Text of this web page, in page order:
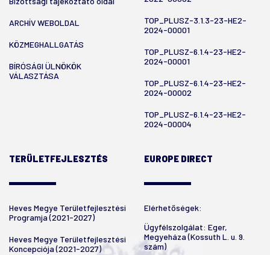
ARCHÍV WEBOLDAL
KÖZMEGHALLGATÁS
BÍRÓSÁGI ÜLNÖKÖK
VÁLASZTÁSA
TOP_PLUSZ-3.1.3-23-HE2-
2024-00001
TOP_PLUSZ-6.1.4-23-HE2-
2024-00001
TOP_PLUSZ-6.1.4-23-HE2-
2024-00002
TOP_PLUSZ-6.1.4-23-HE2-
2024-00004
TERÜLETFEJLESZTÉS
Heves Megye Területfejlesztési
Programja (2021-2027)
Heves Megye Területfejlesztési
Koncepciója (2021-2027)
EUROPE DIRECT
Elérhetőségek:
Ügyfélszolgálat: Eger,
Megyeháza (Kossuth L. u. 9.
szám)